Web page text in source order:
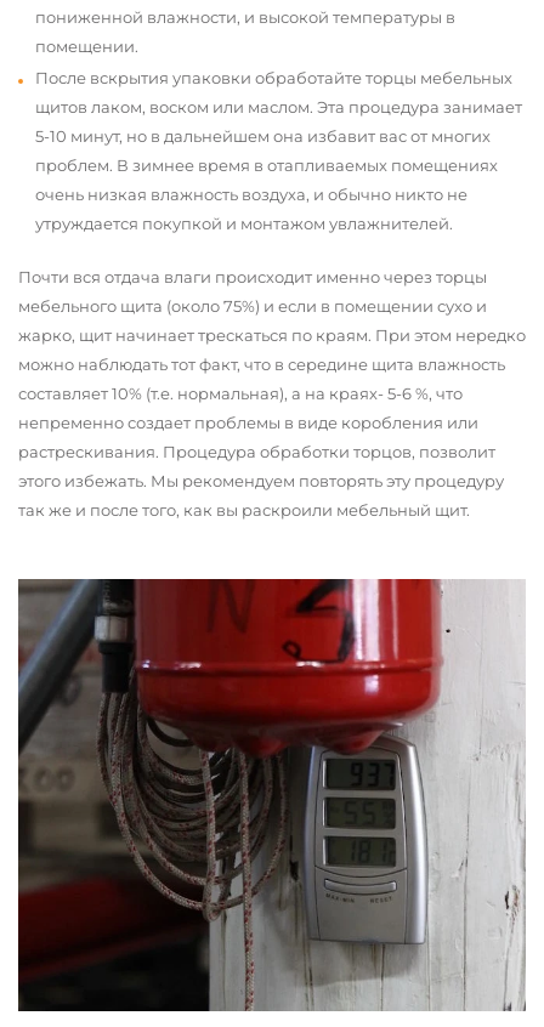
пониженной влажности, и высокой температуры в
помещении.
После вскрытия упаковки обработайте торцы мебельных
щитов лаком, воском или маслом. Эта процедура занимает
5-10 минут, но в дальнейшем она избавит вас от многих
проблем. В зимнее время в отапливаемых помещениях
очень низкая влажность воздуха, и обычно никто не
утруждается покупкой и монтажом увлажнителей.
Почти вся отдача влаги происходит именно через торцы
мебельного щита (около 75%) и если в помещении сухо и
жарко, щит начинает трескаться по краям. При этом нередко
можно наблюдать тот факт, что в середине щита влажность
составляет 10% (т.е. нормальная), а на краях- 5-6 %, что
непременно создает проблемы в виде коробления или
растрескивания. Процедура обработки торцов, позволит
этого избежать. Мы рекомендуем повторять эту процедуру
так же и после того, как вы раскроили мебельный щит.